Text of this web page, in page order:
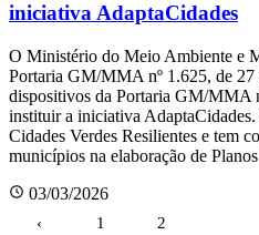
iniciativa AdaptaCidades
O Ministério do Meio Ambiente e
Portaria GM/MMA nº 1.625, de 27
dispositivos da Portaria GM/MMA
instituir a iniciativa
Cidades Verdes Resilientes e tem
municípios na elaboração de
03/03/2026
Paginação
‹ 1 2